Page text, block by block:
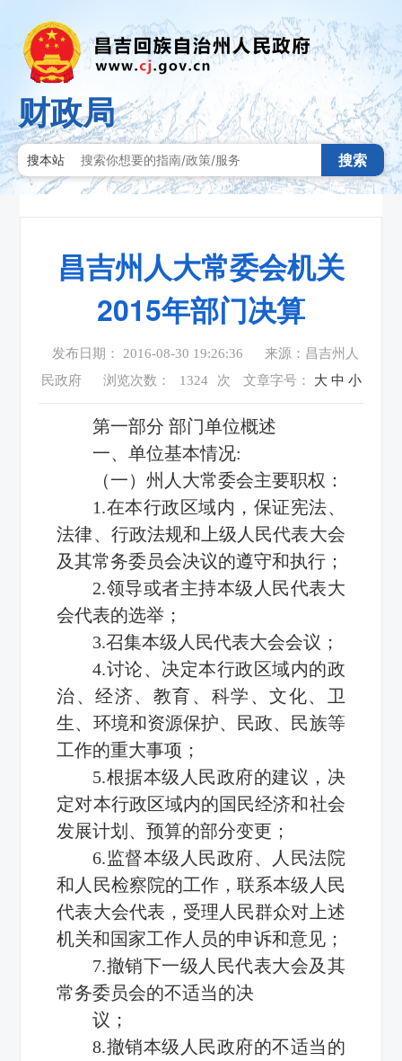
财政局
搜本站 搜索
昌吉州人大常委会机关
2015年部门决算
发布日期： 2016-08-30 19:26:36
来源：昌吉州人
民政府
浏览次数： 1324 次 文章字号： 大 中 小
第一部分 部门单位概述
一、单位基本情况:
（一）州人大常委会主要职权：
1.在本行政区域内，保证宪法、
法律、行政法规和上级人民代表大会
及其常务委员会决议的遵守和执行；
2.领导或者主持本级人民代表大
会代表的选举；
3.召集本级人民代表大会会议；
4.讨论、决定本行政区域内的政
治、经济、教育、科学、文化、卫
生、环境和资源保护、民政、民族等
工作的重大事项；
5.根据本级人民政府的建议，决
定对本行政区域内的国民经济和社会
发展计划、预算的部分变更；
6.监督本级人民政府、人民法院
和人民检察院的工作，联系本级人民
代表大会代表，受理人民群众对上述
机关和国家工作人员的申诉和意见；
7.撤销下一级人民代表大会及其
常务委员会的不适当的决
议；
8.撤销本级人民政府的不适当的